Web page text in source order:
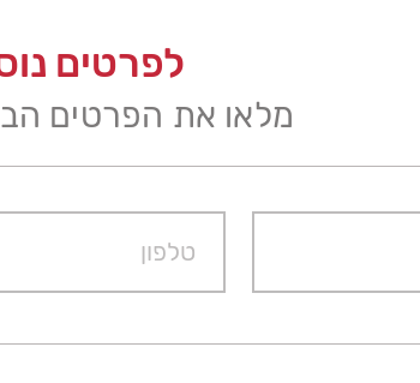
לפרטים
מלאו את הפרטים
אנחנו אוטוטו חוזרים